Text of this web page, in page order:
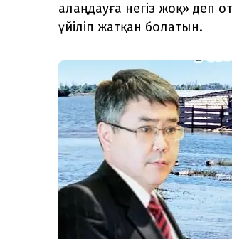
алаңдауға негіз жоқ» деп
үйіліп жатқан болатын.